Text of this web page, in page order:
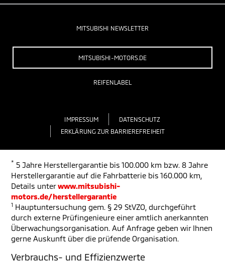
MITSUBISHI NEWSLETTER
MITSUBISHI-MOTORS.DE
REIFENLABEL
IMPRESSUM
DATENSCHUTZ
ERKLÄRUNG ZUR BARRIEREFREIHEIT
* 5 Jahre Herstellergarantie bis 100.000 km bzw. 8 Jahre
Herstellergarantie auf die Fahrbatterie bis 160.000 km,
Details unterwww.mitsubishi-
motors.de/herstellergarantie
1 Hauptuntersuchung gem. § 29 StVZO, durchgeführt
durch externe Prüfingenieure einer amtlich anerkannten
Überwachungsorganisation. Auf Anfrage geben wir Ihnen
gerne Auskunft über die prüfende Organisation.
Verbrauchs- und Effizienzwerte